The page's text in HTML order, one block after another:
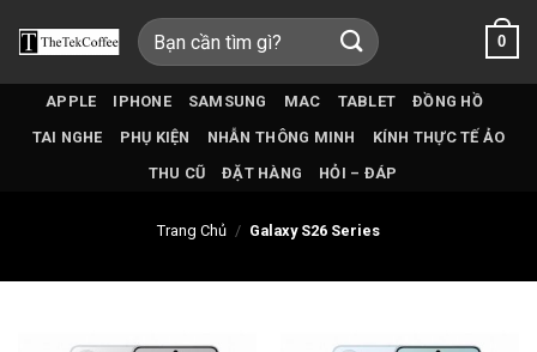
qua
Tìm
kiếm:
0
APPLE IPHONE SAMSUNG MAC TABLET
ĐỒNG HỒ
TAI NGHE
PHỤ KIỆN NHẪN THÔNG MINH
KÍNH THỰC TẾ ẢO
THU CŨ
ĐẶT HÀNG HỎI – ĐÁP
Trang Chủ / Galaxy S26 Series